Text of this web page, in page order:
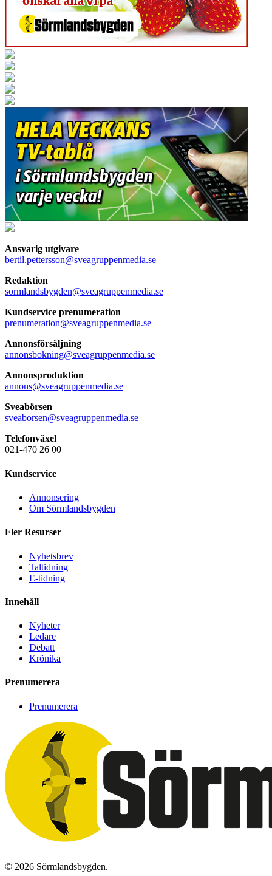
Ansvarig utgivare
bertil.pettersson@sveagruppenmedia.se
Redaktion
sormlandsbygden@sveagruppenmedia.se
Kundservice prenumeration
prenumeration@sveagruppenmedia.se
Annonsförsäljning
annonsbokning@sveagruppenmedia.se
Annonsproduktion
annons@sveagruppenmedia.se
Sveabörsen
sveaborsen@sveagruppenmedia.se
Telefonväxel
021-470 26 00
Kundservice
Annonsering
Om Sörmlandsbygden
Fler Resurser
Nyhetsbrev
Taltidning
E-tidning
Innehåll
Nyheter
Ledare
Debatt
Krönika
Prenumerera
Prenumerera
© 2026 Sörmlandsbygden.